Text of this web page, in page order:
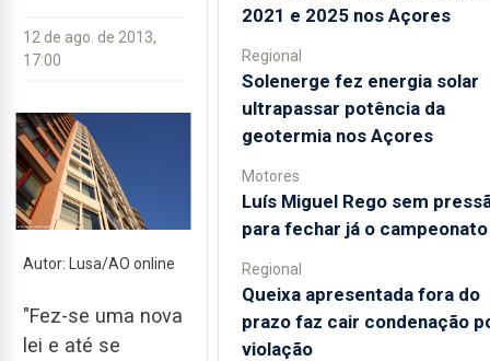
12 de ago. de 2013,
17:00
Autor: Lusa/AO online
"Fez-se uma nova
lei e até se
2021 e 2025 nos Açores
Regional
Solenerge fez energia solar
ultrapassar potência da
geotermia nos Açores
Motores
Luís Miguel Rego sem
para fechar já o campeonato
Regional
Queixa apresentada fora do
prazo faz cair condenação
violação